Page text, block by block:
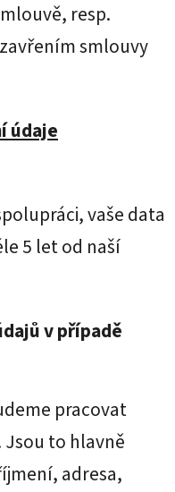
resp.
smlouvy
údaje
vaše data
5 let od naší
v případě
pracovat
to hlavně
adresa,